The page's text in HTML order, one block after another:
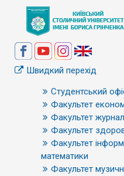
Швидкий перехід
Студентський
Факультет
Факультет
Факультет
Факультет
математики
Факультет